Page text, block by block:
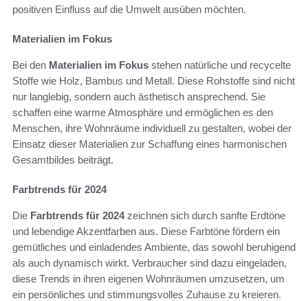
positiven Einfluss auf die Umwelt ausüben möchten.
Materialien im Fokus
Bei den Materialien im Fokus stehen natürliche und recycelte
Stoffe wie Holz, Bambus und Metall. Diese Rohstoffe sind nicht
nur langlebig, sondern auch ästhetisch ansprechend. Sie
schaffen eine warme Atmosphäre und ermöglichen es den
Menschen, ihre Wohnräume individuell zu gestalten, wobei der
Einsatz dieser Materialien zur Schaffung eines harmonischen
Gesamtbildes beiträgt.
Farbtrends für 2024
Die Farbtrends für 2024zeichnen sich durch sanfte Erdtöne
und lebendige Akzentfarben aus. Diese Farbtöne fördern ein
gemütliches und einladendes Ambiente, das sowohl beruhigend
als auch dynamisch wirkt. Verbraucher sind dazu eingeladen,
diese Trends in ihren eigenen Wohnräumen umzusetzen, um
ein persönliches und stimmungsvolles Zuhause zu kreieren.